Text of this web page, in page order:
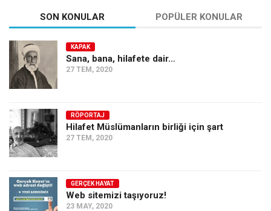
SON KONULAR POPÜLER KONULAR
KAPAK
Sana, bana, hilafete dair…
27 TEM, 2020
RÖPORTAJ
Hilafet Müslümanların birliği için şart
27 TEM, 2020
GERÇEK HAYAT
Web sitemizi taşıyoruz!
23 MAY, 2020